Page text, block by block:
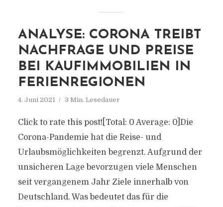
ANALYSE: CORONA TREIBT
NACHFRAGE UND PREISE
BEI KAUFIMMOBILIEN IN
FERIENREGIONEN
4. Juni 2021 3 Min. Lesedauer
Click to rate this post![Total: 0 Average: 0]Die
Corona-Pandemie hat die Reise- und
Urlaubsmöglichkeiten begrenzt. Aufgrund der
unsicheren Lage bevorzugen viele Menschen
seit vergangenem Jahr Ziele innerhalb von
Deutschland. Was bedeutet das für die